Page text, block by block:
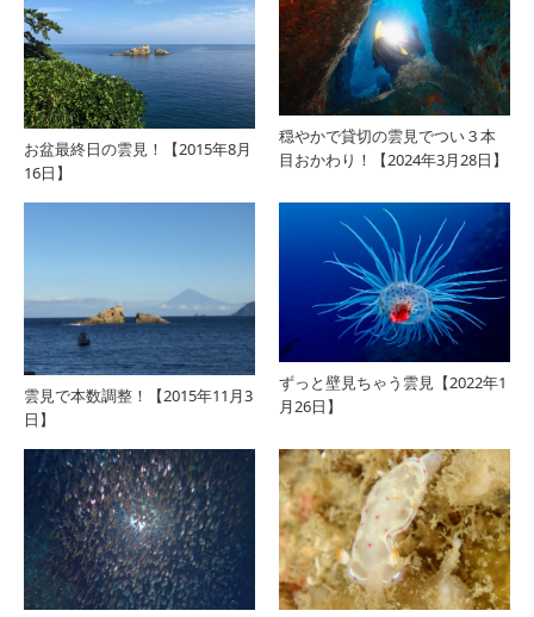
お盆最終日の雲見！【2015年8月
16日】
穏やかで貸切の雲見でつい３本
目おかわり！【2024年3月28日】
雲見で本数調整！【2015年11月3
日】
ずっと壁見ちゃう雲見【2022年1
月26日】